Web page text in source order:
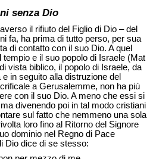
senza Dio
il rifiuto del Figlio di Dio – del
fa, ha prima di tutto perso, per sua
di contatto con il suo Dio. A quel
e il suo popolo di Israele (Mat
vista biblico, il popolo di Israele, da
in seguito alla distruzione del
a Gerusalemme, non ha più
con il suo Dio. A meno che essi si
divenendo poi in tal modo cristiani
sul fatto che nemmeno una sola
loro fino al Ritorno del Signore
dominio nel Regno di Pace
Dio dice di se stesso: